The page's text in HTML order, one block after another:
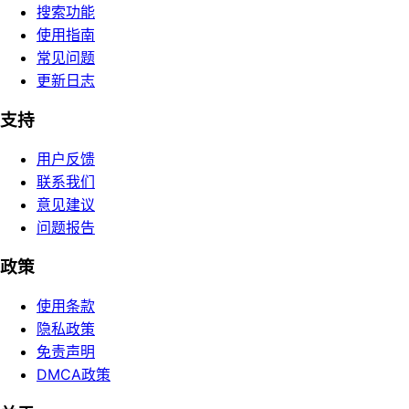
搜索功能
使用指南
常见问题
更新日志
支持
用户反馈
联系我们
意见建议
问题报告
政策
使用条款
隐私政策
免责声明
DMCA政策